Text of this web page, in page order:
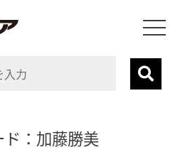
ド：加藤勝美